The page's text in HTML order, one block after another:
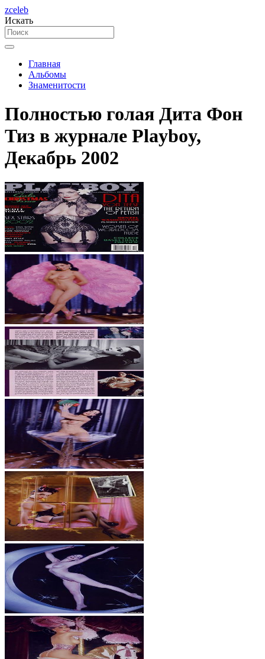
zceleb
Искать
Главная
Альбомы
Знаменитости
Полностью голая Дита Фон
Тиз в журнале Playboy,
Декабрь 2002